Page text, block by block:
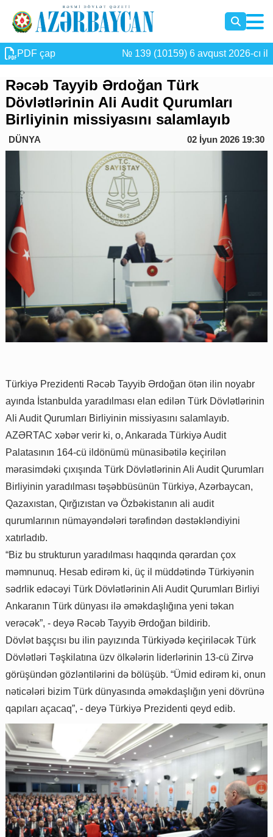
PDF çap № 139 (10159) 6 avqust 2026-cı il
Rəcəb Tayyib Ərdoğan Türk
Dövlətlərinin Ali Audit Qurumları
Birliyinin missiyasını salamlayıb
DÜNYA 02 İyun 2026 19:30
Türkiyə Prezidenti Rəcəb Tayyib Ərdoğan ötən ilin noyabr
ayında İstanbulda yaradılması elan edilən Türk Dövlətlərinin
Ali Audit Qurumları Birliyinin missiyasını salamlayıb.
AZƏRTAC xəbər verir ki, o, Ankarada Türkiyə Audit
Palatasının 164-cü ildönümü münasibətilə keçirilən
mərasimdəki çıxışında Türk Dövlətlərinin Ali Audit Qurumları
Birliyinin yaradılması təşəbbüsünün Türkiyə, Azərbaycan,
Qazaxıstan, Qırğızıstan və Özbəkistanın ali audit
qurumlarının nümayəndələri tərəfindən dəstəkləndiyini
xatırladıb.
“Biz bu strukturun yaradılması haqqında qərardan çox
məmnunuq. Hesab edirəm ki, üç il müddətində Türkiyənin
sədrlik edəcəyi Türk Dövlətlərinin Ali Audit Qurumları Birliyi
Ankaranın Türk dünyası ilə əməkdaşlığına yeni təkan
verəcək”, - deyə Rəcəb Tayyib Ərdoğan bildirib.
Dövlət başçısı bu ilin payızında Türkiyədə keçiriləcək Türk
Dövlətləri Təşkilatına üzv ölkələrin liderlərinin 13-cü Zirvə
görüşündən gözləntilərini də bölüşüb. “Ümid edirəm ki, onun
nəticələri bizim Türk dünyasında əməkdaşlığın yeni dövrünə
qapıları açacaq”, - deyə Türkiyə Prezidenti qeyd edib.